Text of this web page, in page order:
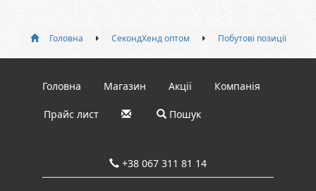
Головна СекондХенд оптом Побутові позиції
Головна Магазин Акції Компанія
Прайс лист Пошук
+38 067 311 81 14